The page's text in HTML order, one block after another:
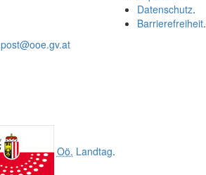
Datenschutz.
Barrierefreiheit.
post@ooe.gv.at
Oö. Landtag.